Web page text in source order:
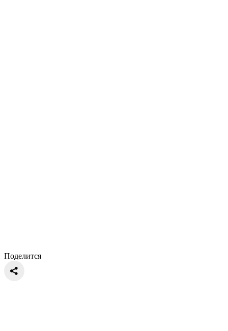
Поделится